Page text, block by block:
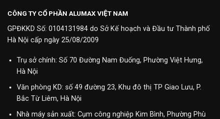
CÔNG TY CỔ PHẦN ALUMAX VIỆT NAM
GPĐKKD Số: 0104131984 do Sở Kế hoạch và Đầu tư Thành phố
Hà Nội cấp ngày 25/08/2009
Trụ sở chính: Số 70 Đường Nam Đuống, Phường Việt Hưng,
Hà Nội
Văn phòng KD: số 49 đường 23, Khu đô thị TP Giao Lưu, P.
Bắc Từ Liêm, Hà Nội
Nhà máy sản xuất: Cụm công nghiệp Kim Bình, Phường Phù